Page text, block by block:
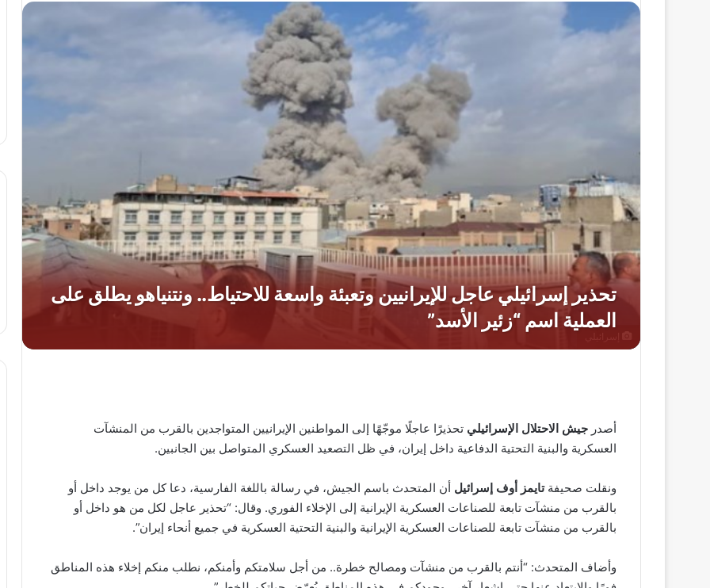
أصدر جيش الاحتلال الإسرائيلي تحذيرًا عاجلًا موجّهًا إلى المواطنين الإيرانيين المتواجدين بالقرب من المنشآت
العسكرية والبنية التحتية الدفاعية داخل إيران، في ظل التصعيد العسكري المتواصل بين الجانبين.
ونقلت صحيفةتايمز أوف إسرائيل أن المتحدث باسم الجيش، في رسالة باللغة الفارسية، دعا كل من يوجد داخل أو
بالقرب من منشآت تابعة للصناعات العسكرية الإيرانية إلى الإخلاء الفوري. وقال: “تحذير عاجل لكل من هو داخل أو
بالقرب من منشآت تابعة للصناعات العسكرية الإيرانية والبنية التحتية العسكرية في جميع أنحاء إيران”.
وأضاف المتحدث: “أنتم بالقرب من منشآت ومصالح خطرة.. من أجل سلامتكم وأمنكم، نطلب منكم إخلاء هذه المناطق